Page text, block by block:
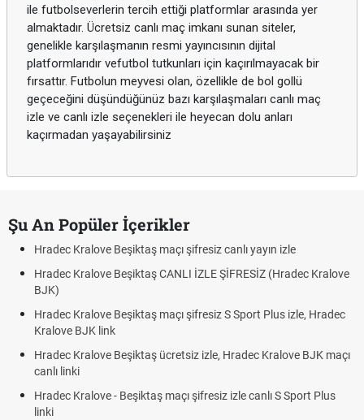
ile futbolseverlerin tercih ettiği platformlar arasında yer
almaktadır. Ücretsiz canlı maç imkanı sunan siteler,
genelikle karşılaşmanın resmi yayıncısının dijital
platformlarıdır vefutbol tutkunları için kaçırılmayacak bir
fırsattır. Futbolun meyvesi olan, özellikle de bol gollü
geçeceğini düşündüğünüz bazı karşılaşmaları canlı maç
izle ve canlı izle seçenekleri ile heyecan dolu anları
kaçırmadan yaşayabilirsiniz
Şu An Popüler İçerikler
Hradec Kralove Beşiktaş maçı şifresiz canlı yayın izle
Hradec Kralove Beşiktaş CANLI İZLE ŞİFRESİZ (Hradec Kralove
BJK)
Hradec Kralove Beşiktaş maçı şifresiz S Sport Plus izle, Hradec
Kralove BJK link
Hradec Kralove Beşiktaş ücretsiz izle, Hradec Kralove BJK maçı
canlı linki
Hradec Kralove - Beşiktaş maçı şifresiz izle canlı S Sport Plus
linki